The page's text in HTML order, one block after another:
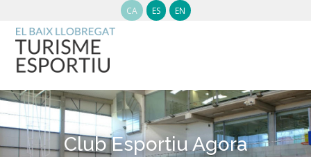
CA ES EN
Club Esportiu Agora